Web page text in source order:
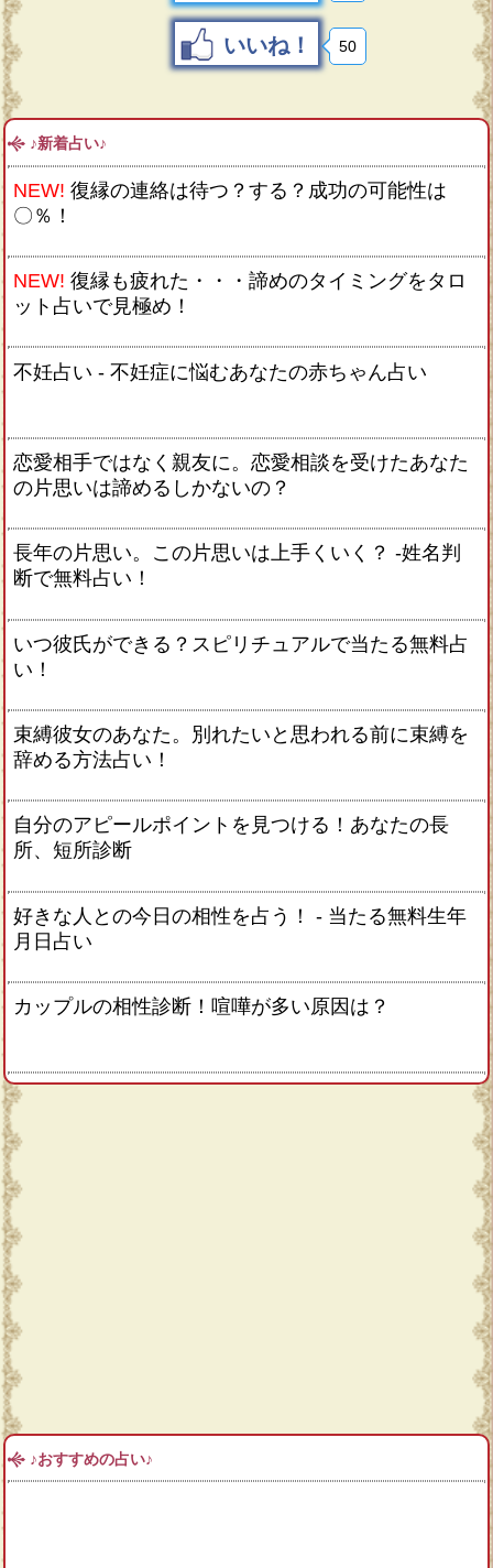
いいね！ 50
♪新着占い♪
NEW! 復縁の連絡は待つ？する？成功の可能性は
〇％！
NEW! 復縁も疲れた・・・諦めのタイミングをタロ
ット占いで見極め！
不妊占い - 不妊症に悩むあなたの赤ちゃん占い
恋愛相手ではなく親友に。恋愛相談を受けたあなた
の片思いは諦めるしかないの？
長年の片思い。この片思いは上手くいく？ -姓名判
断で無料占い！
いつ彼氏ができる？スピリチュアルで当たる無料占
い！
束縛彼女のあなた。別れたいと思われる前に束縛を
辞める方法占い！
自分のアピールポイントを見つける！あなたの長
所、短所診断
好きな人との今日の相性を占う！ ‐ 当たる無料生年
月日占い
カップルの相性診断！喧嘩が多い原因は？
♪おすすめの占い♪